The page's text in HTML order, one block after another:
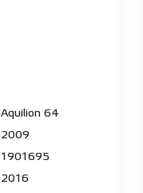
Aquilion 64
2009
1901695
2016